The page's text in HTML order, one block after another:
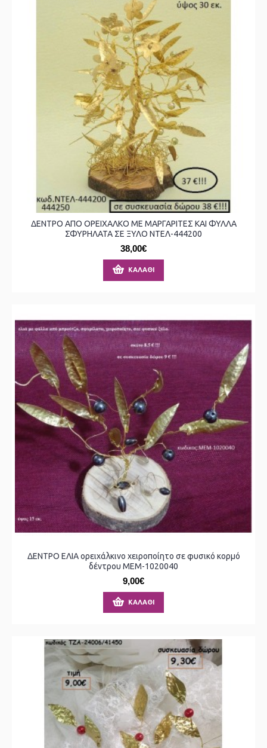
ΔΕΝΤΡΟ ΑΠΟ ΟΡΕΙΧΑΛΚΟ ΜΕ ΜΑΡΓΑΡΙΤΕΣ ΚΑΙ ΦΥΛΛΑ
ΣΦΥΡΗΛΑΤΑ ΣΕ ΞΥΛΟ ΝΤΕΛ-444200
38,00€
ΚΑΛΆΘΙ
ΔΕΝΤΡΟ ΕΛΙΑ ορειχάλκινο χειροποίητο σε φυσικό κορμό
δέντρου ΜΕΜ-1020040
9,00€
ΚΑΛΆΘΙ